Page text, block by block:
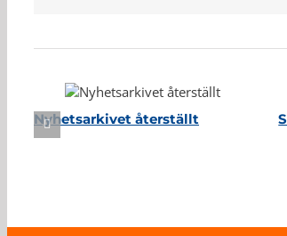
Nyhetsarkivet återställt